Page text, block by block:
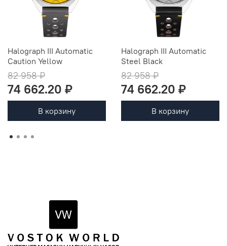
Halograph III Automatic
Caution Yellow
82 958 ₽
74 662.20 ₽
В корзину
Halograph III Automatic
Steel Black
82 958 ₽
74 662.20 ₽
В корзину